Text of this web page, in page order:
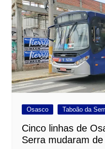
Osasco Taboão da
Cinco linhas de
Serra mudaram